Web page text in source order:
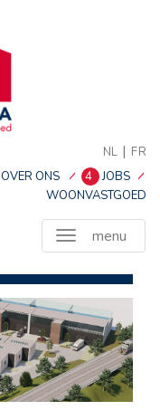
NL | FR
OVER ONS 4 JOBS
WOONVASTGOED
menu